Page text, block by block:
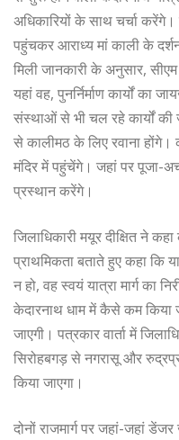
अधिकारियों के साथ चर्चा
पहुंचकर आराध्य मां काली के
मिली जानकारी के अनुसार,
यहां वह, पुनर्निर्माण कार्यों का
संस्थाओं से भी चल रहे कार्यों
से कालीमठ के लिए रवाना
मंदिर में पहुंचेंगे। जहां पर पूजा-
प्रस्थान करेंगे।
जिलाधिकारी मयूर दीक्षित ने
प्राथमिकता बताते हुए कहा कि
न हो, वह स्वयं यात्रा मार्ग का
केदारनाथ धाम में कैसे कम किया
जाएगी। पत्रकार वार्ता में
सिरोहबगड़ से नगरासू और
किया जाएगा।
दोनों राजमार्ग पर जहां-जहां